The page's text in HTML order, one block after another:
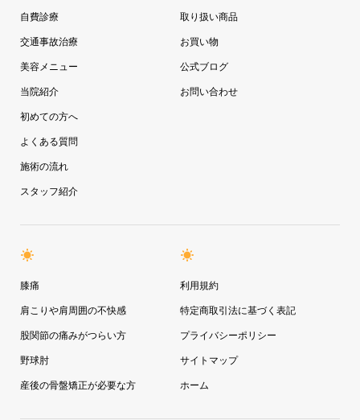
自費診療
交通事故治療
美容メニュー
当院紹介
初めての方へ
よくある質問
施術の流れ
スタッフ紹介
取り扱い商品
お買い物
公式ブログ
お問い合わせ
膝痛
肩こりや肩周囲の不快感
股関節の痛みがつらい方
野球肘
産後の骨盤矯正が必要な方
利用規約
特定商取引法に基づく表記
プライバシーポリシー
サイトマップ
ホーム